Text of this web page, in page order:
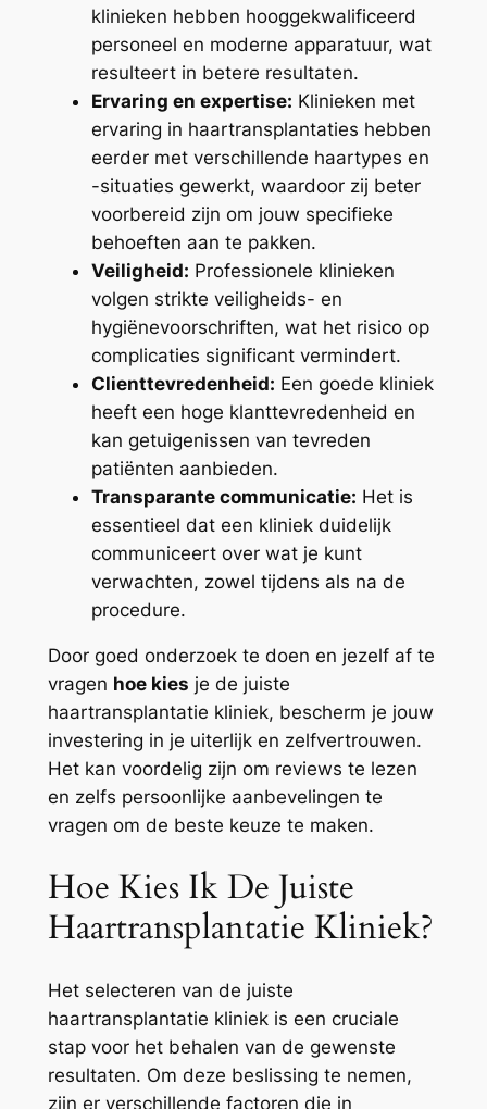
klinieken hebben hooggekwalificeerd
personeel en moderne apparatuur, wat
resulteert in betere resultaten.
Ervaring en expertise: Klinieken met
ervaring in haartransplantaties hebben
eerder met verschillende haartypes en
-situaties gewerkt, waardoor zij beter
voorbereid zijn om jouw specifieke
behoeften aan te pakken.
Veiligheid: Professionele klinieken
volgen strikte veiligheids- en
hygiënevoorschriften, wat het risico op
complicaties significant vermindert.
Clienttevredenheid: Een goede kliniek
heeft een hoge klanttevredenheid en
kan getuigenissen van tevreden
patiënten aanbieden.
Transparante communicatie: Het is
essentieel dat een kliniek duidelijk
communiceert over wat je kunt
verwachten, zowel tijdens als na de
procedure.
Door goed onderzoek te doen en jezelf af te
vragen hoe kies je de juiste
haartransplantatie kliniek, bescherm je jouw
investering in je uiterlijk en zelfvertrouwen.
Het kan voordelig zijn om reviews te lezen
en zelfs persoonlijke aanbevelingen te
vragen om de beste keuze te maken.
Hoe Kies Ik De Juiste
Haartransplantatie Kliniek?
Het selecteren van de juiste
haartransplantatie kliniek is een cruciale
stap voor het behalen van de gewenste
resultaten. Om deze beslissing te nemen,
zijn er verschillende factoren die in